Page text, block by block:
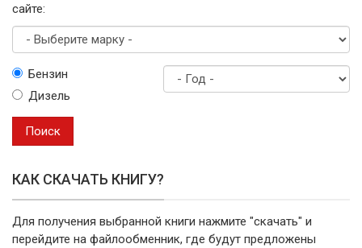
сайте:
маркуБензин
Дизель
Поиск
КАК СКАЧАТЬ КНИГУ?
Для получения выбранной книги нажмите "скачать" и
перейдите на файлообменник, где будут предложены